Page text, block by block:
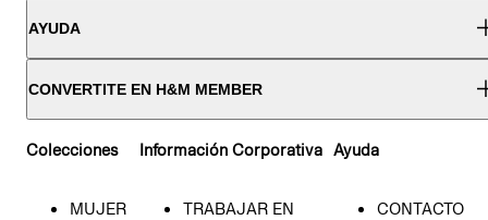
AYUDA
CONVERTITE EN H&M MEMBER
Colecciones
MUJER
Información Corporativa
TRABAJAR EN
Ayuda
CONTACTO